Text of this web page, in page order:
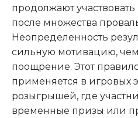
продолжают
после множества
Неопределенность
сильную мотивацию,
поощрение. Этот
применяется в игровых
розыгрышей, где
временные призы или